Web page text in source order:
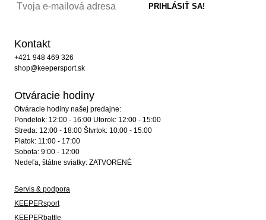
Kontakt
+421 948 469 326
shop@keepersport.sk
Otváracie hodiny
Otváracie hodiny našej predajne:
Pondelok: 12:00 - 16:00 Utorok: 12:00 - 15:00
Streda: 12:00 - 18:00 Štvrtok: 10:00 - 15:00
Piatok: 11:00 - 17:00
Sobota: 9:00 - 12:00
Nedeľa, štátne sviatky: ZATVORENÉ
Servis & podpora
KEEPERsport
KEEPERbattle